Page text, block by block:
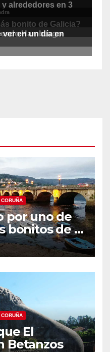
por uno de
bonitos de A
El
Betanzos